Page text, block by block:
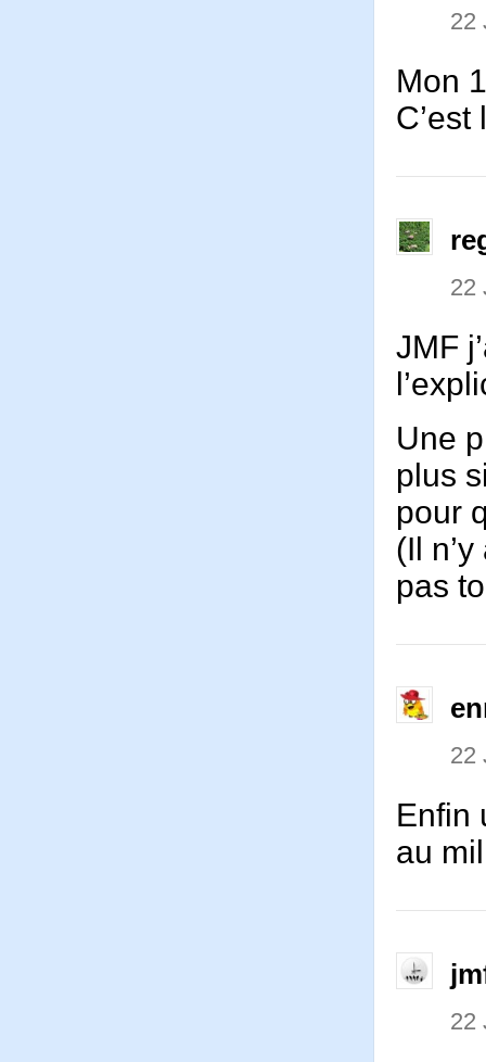
22
Mon
22
JMF
Une
plus
pour
(Il
pas
22
Enfin
au
22